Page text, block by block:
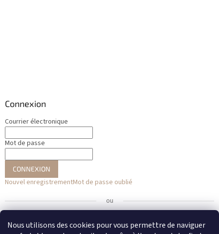
Nous utilisons des cookies pour vous permettre de naviguer
Connexion
Courrier électronique
Mot de passe
CONNEXION
Nouvel enregistrementMot de passe oublié
ou
Se connecter avec Facebook